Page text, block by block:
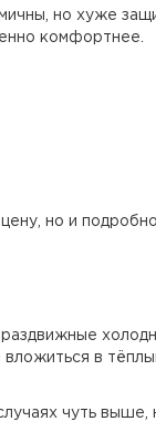
но хуже
комфортнее.
но и
вложиться в
чуть выше,